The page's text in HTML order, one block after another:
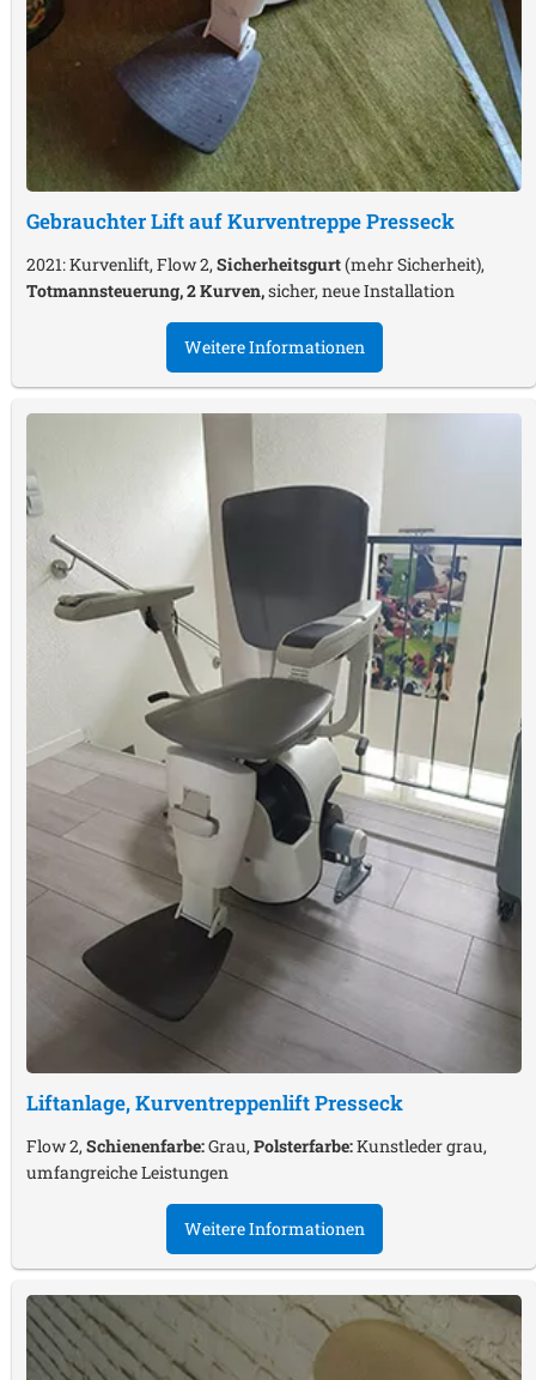
Gebrauchter Lift auf KurventreppePresseck
2021: Kurvenlift, Flow 2, Sicherheitsgurt(mehr Sicherheit),
Totmannsteuerung, 2 Kurven,sicher, neue Installation
Weitere Informationen
Liftanlage, KurventreppenliftPresseck
Flow 2,Schienenfarbe:Grau,Polsterfarbe:Kunstleder grau,
umfangreiche Leistungen
Weitere Informationen